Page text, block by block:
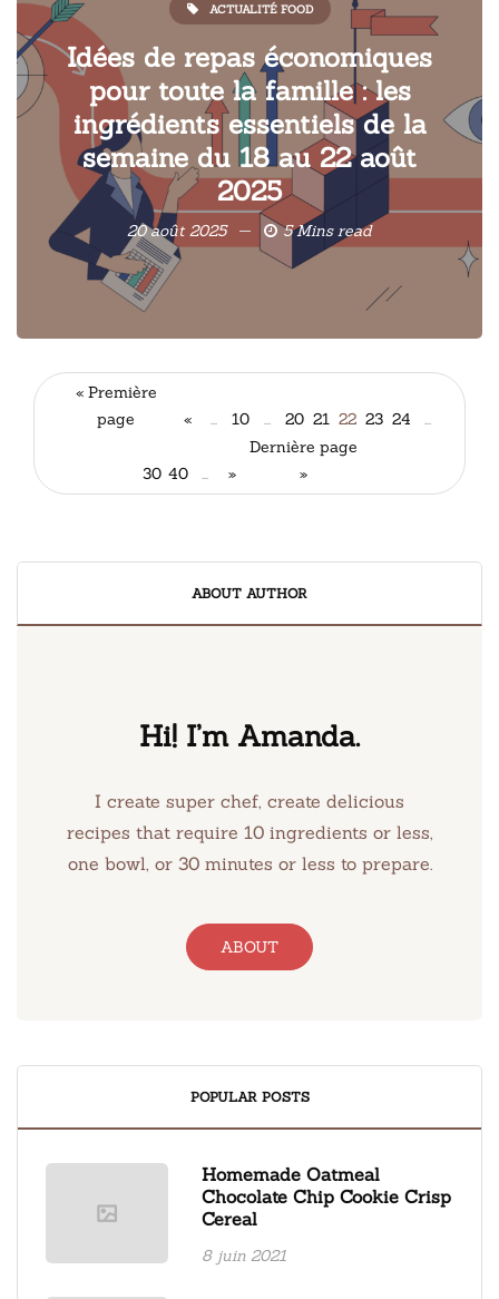
ACTUALITÉ FOOD
Idées de repas économiques
pour toute la famille : les
ingrédients essentiels de la
semaine du 18 au 22 août
2025
20 août 2025 5 Mins read
« Première
page
« ... 10 ... 20 21 22 23 24 ...
30 40 ... »
Dernière page
»
ABOUT AUTHOR
Hi! I’m Amanda.
I create super chef, create delicious
recipes that require 10 ingredients or less,
one bowl, or 30 minutes or less to prepare.
ABOUT
POPULAR POSTS
Homemade Oatmeal
Chocolate Chip Cookie Crisp
Cereal
8 juin 2021